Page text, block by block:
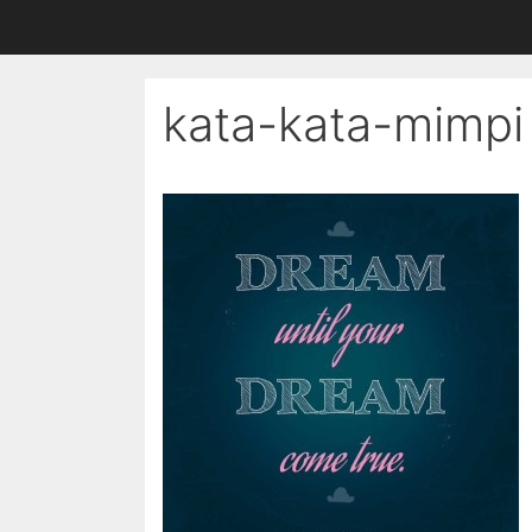
kata-kata-mimpi